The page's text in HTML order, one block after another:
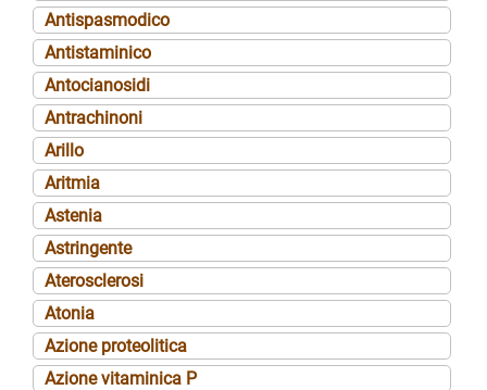
Antispasmodico
Antistaminico
Antocianosidi
Antrachinoni
Arillo
Aritmia
Astenia
Astringente
Aterosclerosi
Atonia
Azione proteolitica
Azione vitaminica P